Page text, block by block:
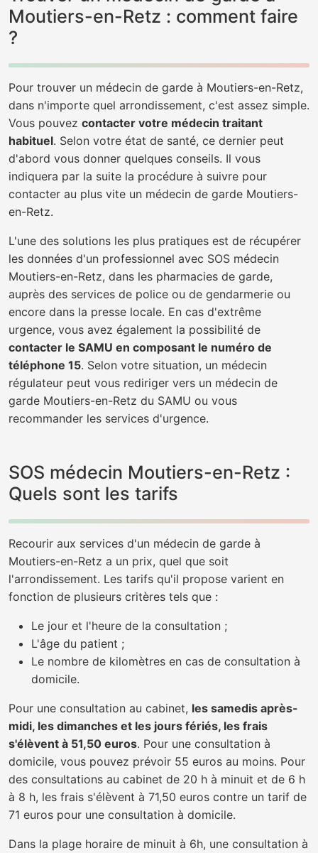
Moutiers-en-Retz : comment faire
?
Pour trouver un médecin de garde à Moutiers-en-Retz,
dans n'importe quel arrondissement, c'est assez simple.
Vous pouvez contacter votre médecin traitant
habituel. Selon votre état de santé, ce dernier peut
d'abord vous donner quelques conseils. Il vous
indiquera par la suite la procédure à suivre pour
contacter au plus vite un médecin de garde Moutiers-
en-Retz.
L'une des solutions les plus pratiques est de récupérer
les données d'un professionnel avec SOS médecin
Moutiers-en-Retz, dans les pharmacies de garde,
auprès des services de police ou de gendarmerie ou
encore dans la presse locale. En cas d'extrême
urgence, vous avez également la possibilité de
contacter le SAMU en composant le numéro de
téléphone 15. Selon votre situation, un médecin
régulateur peut vous rediriger vers un médecin de
garde Moutiers-en-Retz du SAMU ou vous
recommander les services d'urgence.
SOS médecin Moutiers-en-Retz :
Quels sont les tarifs
Recourir aux services d'un médecin de garde à
Moutiers-en-Retz a un prix, quel que soit
l'arrondissement. Les tarifs qu'il propose varient en
fonction de plusieurs critères tels que :
Le jour et l'heure de la consultation ;
L'âge du patient ;
Le nombre de kilomètres en cas de consultation à
domicile.
Pour une consultation au cabinet, les samedis après-
midi, les dimanches et les jours fériés, les frais
s'élèvent à 51,50 euros. Pour une consultation à
domicile, vous pouvez prévoir 55 euros au moins. Pour
des consultations au cabinet de 20 h à minuit et de 6 h
à 8 h, les frais s'élèvent à 71,50 euros contre un tarif de
71 euros pour une consultation à domicile.
Dans la plage horaire de minuit à 6h, une consultation à